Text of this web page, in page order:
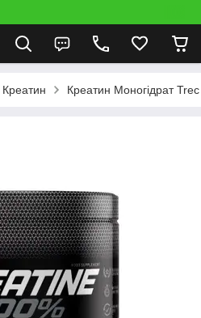
Креатин Креатин Моногідрат